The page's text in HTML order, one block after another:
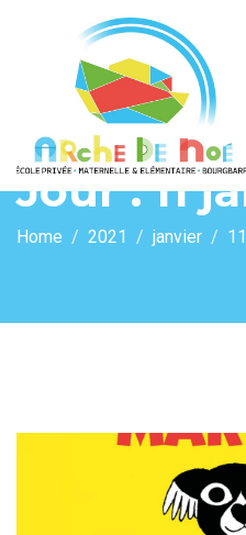
Jour :11
Home 2021 janvier 11